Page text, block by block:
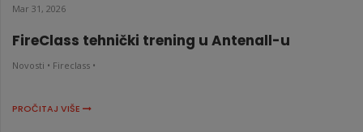
Mar 31, 2026
FireClass tehnički trening u Antenall-u
Novosti • Fireclass •
PROČITAJ VIŠE